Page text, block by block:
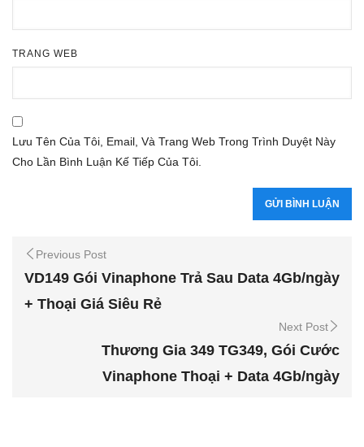
TRANG WEB
Lưu Tên Của Tôi, Email, Và Trang Web Trong Trình Duyệt Này
Cho Lần Bình Luận Kế Tiếp Của Tôi.
Previous Post
VD149 Gói Vinaphone Trả Sau Data 4Gb/ngày
+ Thoại Giá Siêu Rẻ
Next Post
Thương Gia 349 TG349, Gói Cước
Vinaphone Thoại + Data 4Gb/ngày